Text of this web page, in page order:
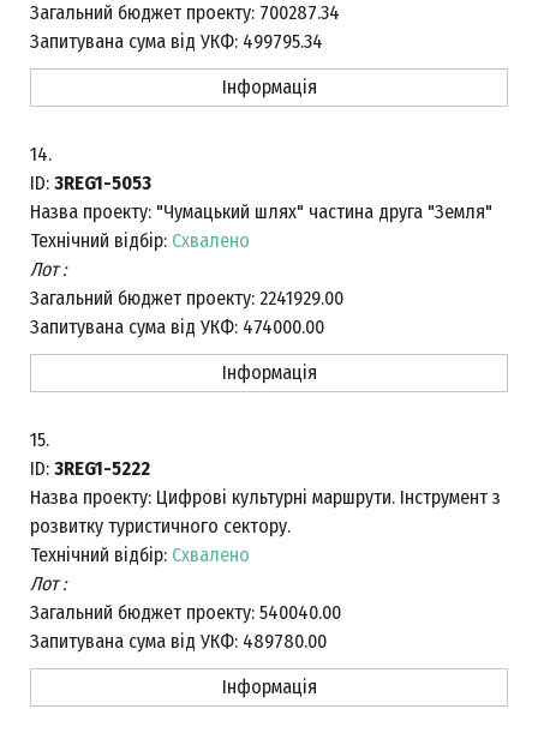
Загальний бюджет проекту: 700287.34
Запитувана сума від УКФ: 499795.34
Інформація
14.
ID: 3REG1-5053
Назва проекту: "Чумацький шлях" частина друга "Земля"
Технічний відбір: Схвалено
Лот :
Загальний бюджет проекту: 2241929.00
Запитувана сума від УКФ: 474000.00
Інформація
15.
ID: 3REG1-5222
Назва проекту: Цифрові культурні маршрути. Інструмент з
розвитку туристичного сектору.
Технічний відбір: Схвалено
Лот :
Загальний бюджет проекту: 540040.00
Запитувана сума від УКФ: 489780.00
Інформація